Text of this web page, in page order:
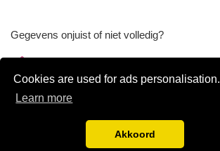
Cookies are used for ads personalisation.
Learn more
Akkoord
Gegevens onjuist of niet volledig?